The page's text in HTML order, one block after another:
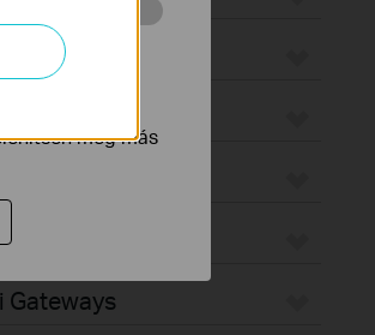
Gateways
be annak
meg más